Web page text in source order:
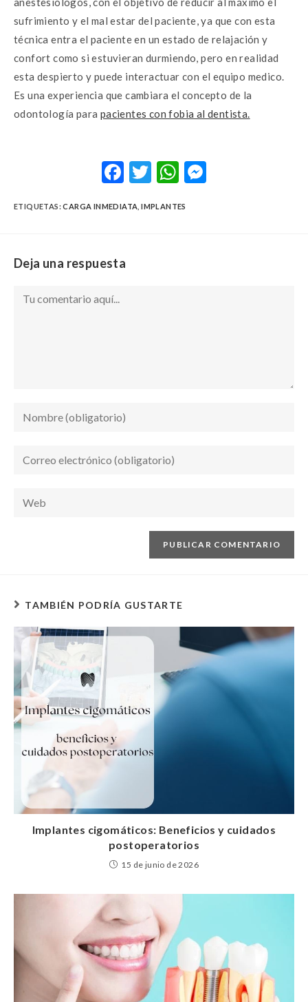
sufrimiento y el mal estar del paciente, ya que con esta
técnica entra el paciente en un estado de relajación y
confort como si estuvieran durmiendo, pero en realidad
esta despierto y puede interactuar con el equipo medico.
Es una experiencia que cambiara el concepto de la
odontología para pacientes con fobia al dentista.
F
e
T
it
W
at
ETIQUETAS:CARGA INMEDIATA IMPLANTES
Deja una respuesta
TAMBIÉN PODRÍA GUSTARTE
Implantes cigomáticos: Beneficios y cuidados
postoperatorios
15 de junio de 2026